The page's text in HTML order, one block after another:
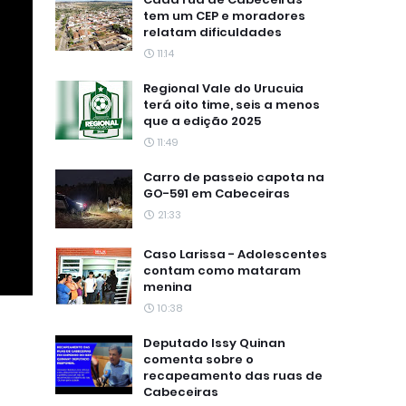
tem um CEP e moradores
relatam dificuldades
11:14
Regional Vale do Urucuia
terá oito time, seis a menos
que a edição 2025
11:49
Carro de passeio capota na
GO-591 em Cabeceiras
21:33
Caso Larissa - Adolescentes
contam como mataram
menina
10:38
Deputado Issy Quinan
comenta sobre o
recapeamento das ruas de
Cabeceiras